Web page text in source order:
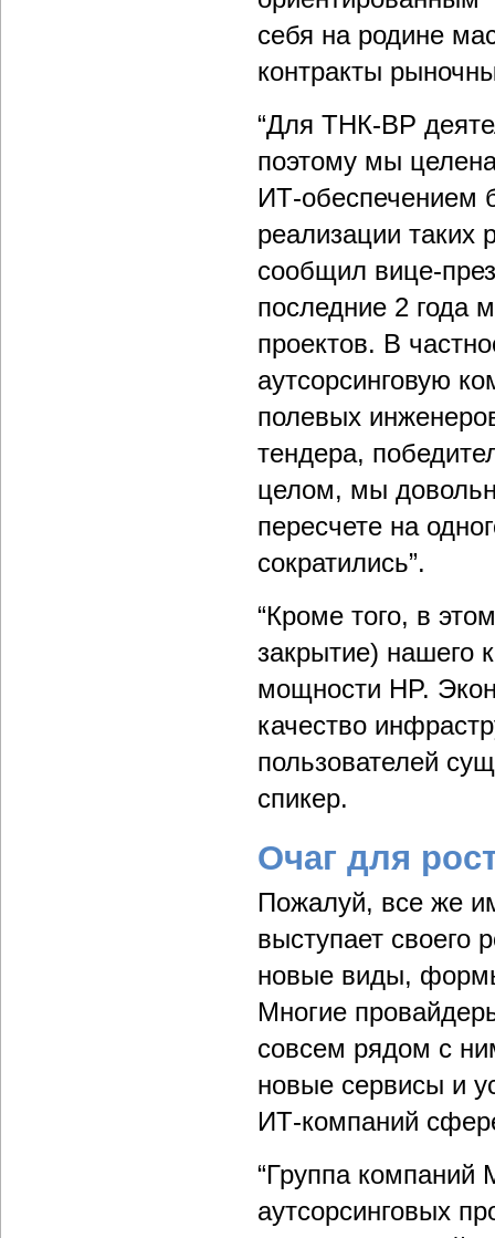
себя на родине
контракты
“Для ТНК-ВР
поэтому мы
ИТ-обеспечением
реализации таких
сообщил вице-
последние 2 года
проектов. В
аутсорсинговую
полевых
тендера,
целом, мы
пересчете на
сократились”.
“Кроме того, в
закрытие) нашего
мощности HP.
качество
пользователей
спикер.
Очаг для
Пожалуй, все же
выступает своего
новые виды,
Многие
совсем рядом с
новые сервисы и
ИТ-компаний
“Группа компаний
аутсорсинговых